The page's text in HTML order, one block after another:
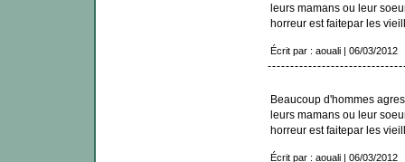
leurs mamans ou leur
horreur est faitepar les
Écrit par : aouali | 06/03/2012
Beaucoup d'hommes
leurs mamans ou leur
horreur est faitepar les
Écrit par : aouali | 06/03/2012